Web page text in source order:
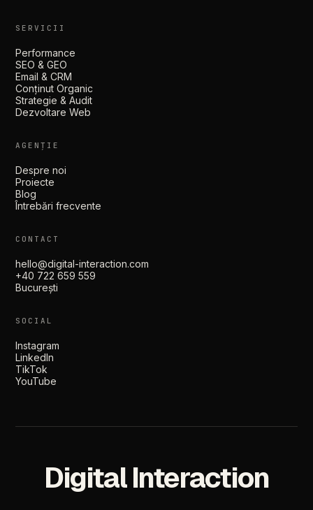
SERVICII
Performance
SEO & GEO
Email & CRM
Conținut Organic
Strategie & Audit
Dezvoltare Web
AGENȚIE
Despre noi
Proiecte
Blog
Întrebări frecvente
CONTACT
hello@digital-interaction.com
+40 722 659 559
București
SOCIAL
Instagram
LinkedIn
TikTok
YouTube
Digital Interaction